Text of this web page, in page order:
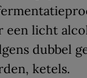
licht
dubbel
ketels.